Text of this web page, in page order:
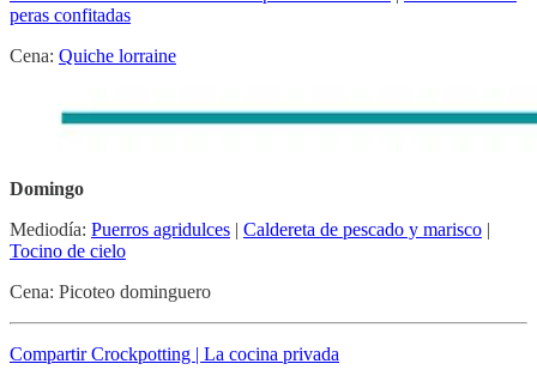
peras confitadas
Cena: Quiche lorraine
Domingo
Mediodía: Puerros agridulces | Caldereta de pescado y marisco |
Tocino de cielo
Cena: Picoteo dominguero
Compartir Crockpotting | La cocina privada